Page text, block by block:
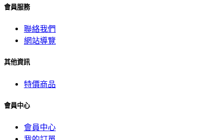
會員服務
聯絡我們
網站導覽
其他資訊
特價商品
會員中心
會員中心